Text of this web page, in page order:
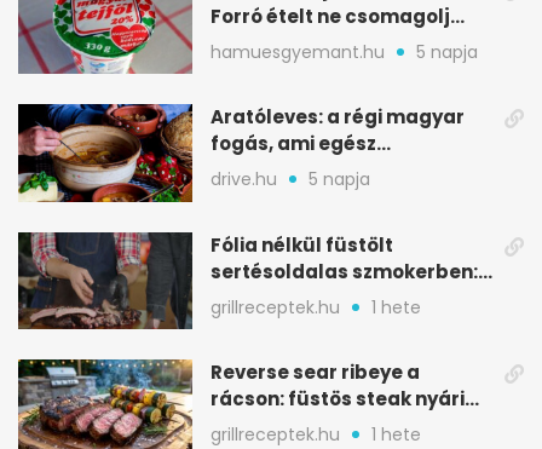
Forró ételt ne csomagolj
ilyen tégelybe
hamuesgyemant.hu 5 napja
Aratóleves: a régi magyar
fogás, ami egész
csapatokat jóllakatott
drive.hu 5 napja
Fólia nélkül füstölt
sertésoldalas szmokerben:
ropogós bark, 6 óra
grillreceptek.hu 1 hete
Reverse sear ribeye a
rácson: füstös steak nyári
tökkebabbal
grillreceptek.hu 1 hete